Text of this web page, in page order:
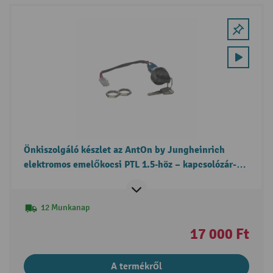
Önkiszolgáló készlet az AntOn by Jungheinrich
elektromos emelőkocsi PTL 1.5‑höz – kapcsolózár-
12 Munkanap
17 000 Ft
A termékről